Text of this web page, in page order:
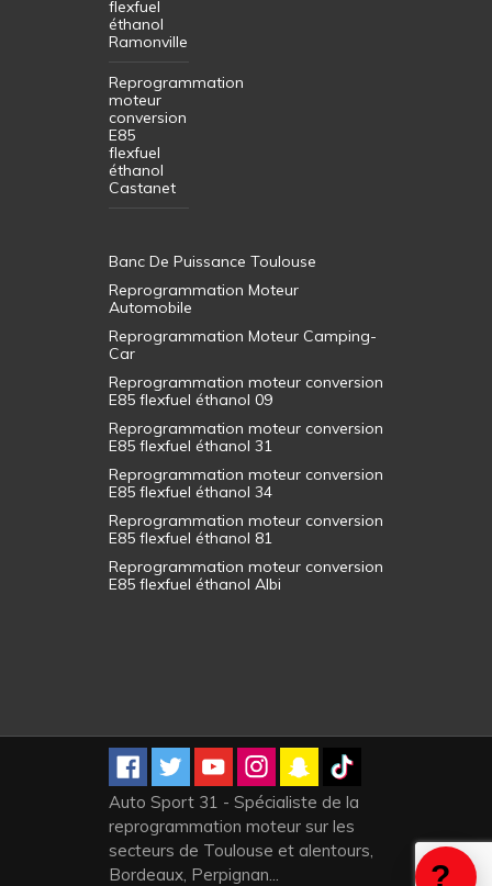
flexfuel
éthanol
Ramonville
Reprogrammation
moteur
conversion
E85
flexfuel
éthanol
Castanet
Banc De Puissance Toulouse
Reprogrammation Moteur
Automobile
Reprogrammation Moteur Camping-
Car
Reprogrammation moteur conversion
E85 flexfuel éthanol 09
Reprogrammation moteur conversion
E85 flexfuel éthanol 31
Reprogrammation moteur conversion
E85 flexfuel éthanol 34
Reprogrammation moteur conversion
E85 flexfuel éthanol 81
Reprogrammation moteur conversion
E85 flexfuel éthanol Albi
Auto Sport 31 - Spécialiste de la
reprogrammation moteur sur les
secteurs de Toulouse et alentours,
Bordeaux, Perpignan...